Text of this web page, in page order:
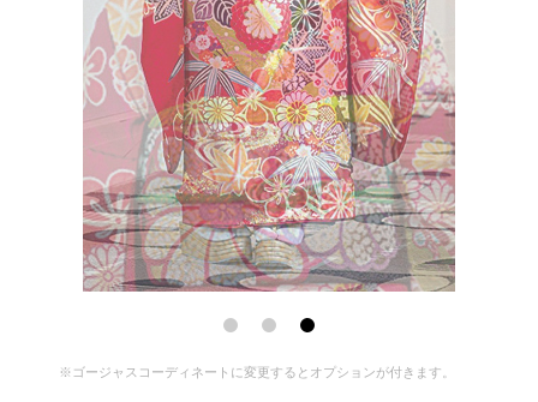
※ゴージャスコーディネートに変更するとオプションが付きます。